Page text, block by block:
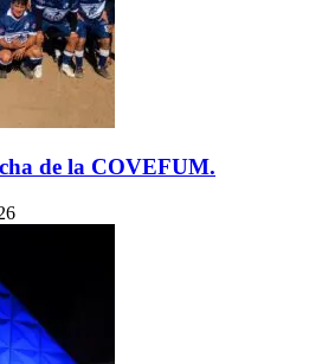
de la COVEFUM.